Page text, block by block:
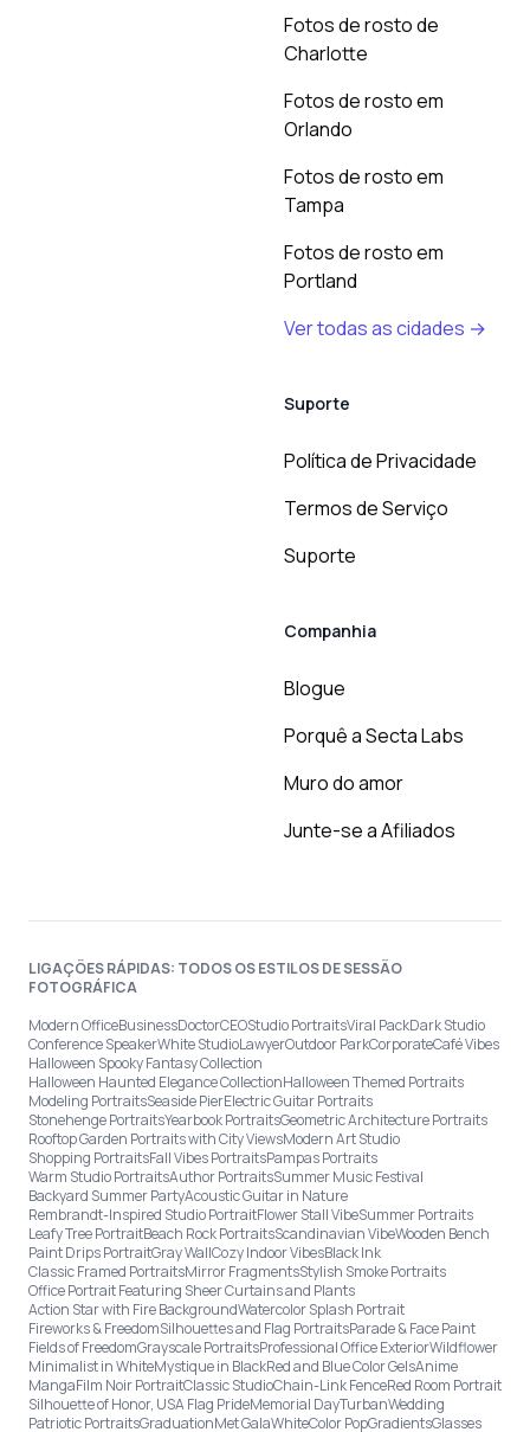
Fotos de rosto de
Charlotte
Fotos de rosto em
Orlando
Fotos de rosto em
Tampa
Fotos de rosto em
Portland
Ver todas as cidades →
Suporte
Política de Privacidade
Termos de Serviço
Suporte
Companhia
Blogue
Porquê a Secta Labs
Muro do amor
Junte-se a Afiliados
LIGAÇÕES RÁPIDAS: TODOS OS ESTILOS DE SESSÃO
FOTOGRÁFICA
Modern OfficeBusinessDoctorCEOStudio PortraitsViral PackDark Studio
Conference SpeakerWhite StudioLawyerOutdoor ParkCorporateCafé Vibes
Halloween Spooky Fantasy Collection
Halloween Haunted Elegance CollectionHalloween Themed Portraits
Modeling PortraitsSeaside PierElectric Guitar Portraits
Stonehenge PortraitsYearbook PortraitsGeometric Architecture Portraits
Rooftop Garden Portraits with City ViewsModern Art Studio
Shopping PortraitsFall Vibes PortraitsPampas Portraits
Warm Studio PortraitsAuthor PortraitsSummer Music Festival
Backyard Summer PartyAcoustic Guitar in Nature
Rembrandt-Inspired Studio PortraitFlower Stall VibeSummer Portraits
Leafy Tree PortraitBeach Rock PortraitsScandinavian VibeWooden Bench
Paint Drips PortraitGray WallCozy Indoor VibesBlack Ink
Classic Framed PortraitsMirror FragmentsStylish Smoke Portraits
Office Portrait Featuring Sheer Curtains and Plants
Action Star with Fire BackgroundWatercolor Splash Portrait
Fireworks & FreedomSilhouettes and Flag PortraitsParade & Face Paint
Fields of FreedomGrayscale PortraitsProfessional Office ExteriorWildflower
Minimalist in WhiteMystique in BlackRed and Blue Color GelsAnime
MangaFilm Noir PortraitClassic StudioChain-Link FenceRed Room Portrait
Silhouette of Honor, USA Flag PrideMemorial DayTurbanWedding
Patriotic PortraitsGraduationMet GalaWhiteColor PopGradientsGlasses